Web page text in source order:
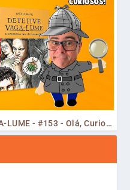
MEMÓRIAS DA COLEÇÃO VAGA-LUME - #153 - Olá, Curiosos! 2023